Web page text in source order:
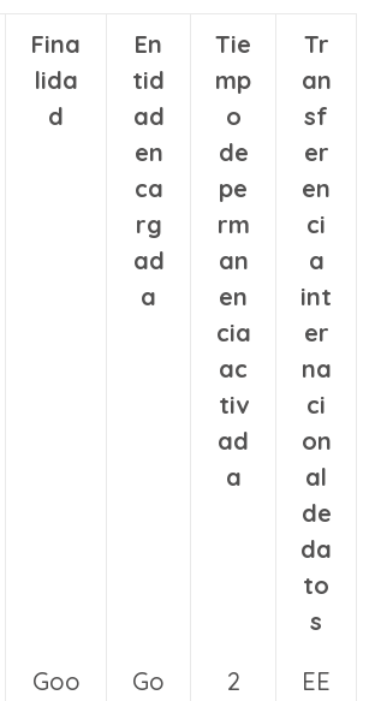
Fina
lida
d
En
tid
ad
en
ca
rg
ad
a
Tie
mp
o
de
pe
rm
an
en
cia
ac
tiv
ad
a
Tr
an
sf
er
en
ci
a
int
er
na
ci
on
al
de
da
to
s
Goo
Go
2
EE